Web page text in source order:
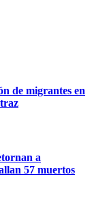
de migrantes en
a
57 muertos